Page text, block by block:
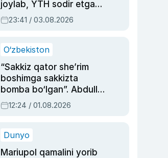
joylab, YTH sodir etgan
ayolga sud hukmi o‘qildi
23:41 / 03.08.2026
O‘zbekiston
“Sakkiz qator she’rim
boshimga sakkizta
bomba bo‘lgan”. Abdulla
Oripovni siyosiy
ayblovlardan asrab
12:24 / 01.08.2026
Dunyo
Mariupol qamalini yorib